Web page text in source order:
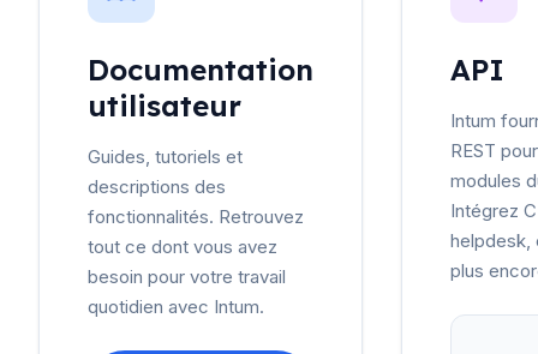
Documentation
utilisateur
Guides, tutoriels et
descriptions des
fonctionnalités. Retrouvez
tout ce dont vous avez
besoin pour votre travail
quotidien avec Intum.
API
Intum
REST
modules
Intégrez
helpdesk,
plus